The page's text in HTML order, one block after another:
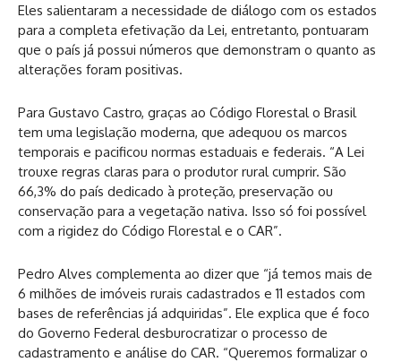
Eles salientaram a necessidade de diálogo com os estados
para a completa efetivação da Lei, entretanto, pontuaram
que o país já possui números que demonstram o quanto as
alterações foram positivas.
Para Gustavo Castro, graças ao Código Florestal o Brasil
tem uma legislação moderna, que adequou os marcos
temporais e pacificou normas estaduais e federais. “A Lei
trouxe regras claras para o produtor rural cumprir. São
66,3% do país dedicado à proteção, preservação ou
conservação para a vegetação nativa. Isso só foi possível
com a rigidez do Código Florestal e o CAR”.
Pedro Alves complementa ao dizer que “já temos mais de
6 milhões de imóveis rurais cadastrados e 11 estados com
bases de referências já adquiridas”. Ele explica que é foco
do Governo Federal desburocratizar o processo de
cadastramento e análise do CAR. “Queremos formalizar o